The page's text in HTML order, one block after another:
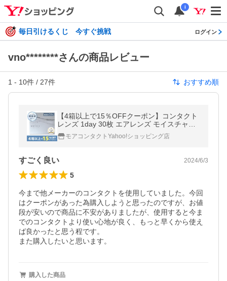
i
毎日引けるくじ 今すぐ挑戦 ログイン
vno********さんの商品レビュー
1 - 10件 / 27件 おすすめ順
【4箱以上で15％OFFクーポン】コンタクト
レンズ 1day 30枚 エアレンズ モイスチャー
UV ウルトラティン ワンデー airlens ワンデ
イ モアコンタクトYahoo!ショッピング店
すごく良い 2024/6/3
5
今まで他メーカーのコンタクトを使用していました。今回
はクーポンがあった為購入しようと思ったのですが、お値
段が安いので商品に不安がありましたが、使用すると今ま
でのコンタクトより使い心地が良く、もっと早くから使え
ば良かったと思う程です。
また購入したいと思います。
購入した商品